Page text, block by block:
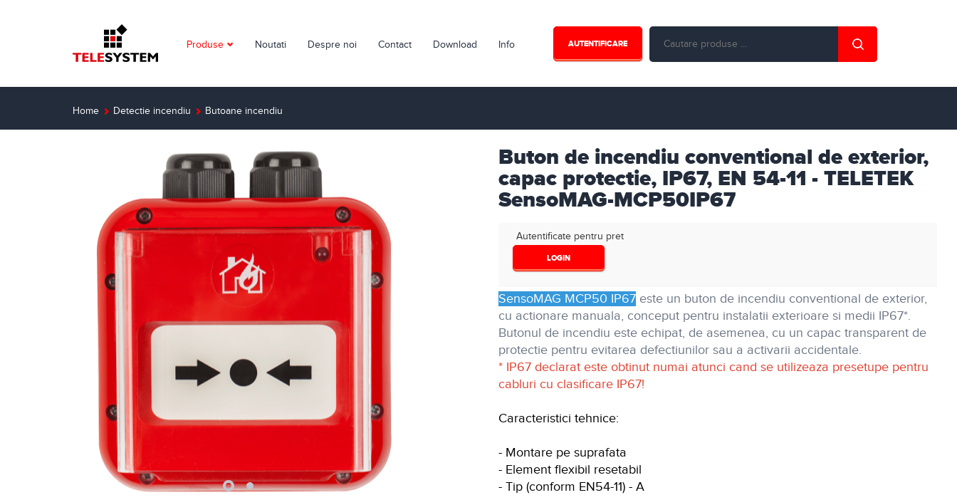
Produse
Detectie incendiu
Interfoane
Automatizari
Control acces
Solutii dedicate
Smart Home
Cabluri si accesorii
Noutati Despre noi Contact Download Info AUTENTIFICARE
Home Detectie incendiu Butoane incendiu
Buton de incendiu conventional de exterior,
capac protectie, IP67, EN 54-11 - TELETEK
SensoMAG-MCP50IP67
Autentificate pentru pret
LOGIN
SensoMAG MCP50 IP67 este un buton de incendiu conventional de exterior,
cu actionare manuala, conceput pentru instalatii exterioare si medii IP67*.
Butonul de incendiu este echipat, de asemenea, cu un capac transparent de
protectie pentru evitarea defectiunilor sau a activarii accidentale.
* IP67 declarat este obtinut numai atunci cand se utilizeaza presetupe pentru
cabluri cu clasificare IP67!
Caracteristici tehnice:
- Montare pe suprafata
- Element flexibil resetabil
- Tip (conform EN54-11) - A